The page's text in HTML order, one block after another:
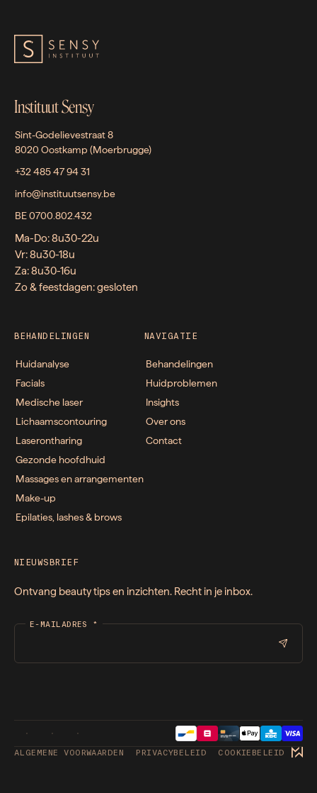
Instituut Sensy
Sint-Godelievestraat 8
8020 Oostkamp (Moerbrugge)
+32 485 47 94 31
info@instituutsensy.be
BE 0700.802.432
Ma-Do: 8u30-22u
Vr: 8u30-18u
Za: 8u30-16u
Zo & feestdagen: gesloten
BEHANDELINGEN
Huidanalyse
Facials
Medische laser
Lichaamscontouring
Laserontharing
Gezonde hoofdhuid
Massages en arrangementen
Make-up
Epilaties, lashes & brows
NAVIGATIE
Behandelingen
Huidproblemen
Insights
Over ons
Contact
NIEUWSBRIEF
Ontvang beauty tips en inzichten. Recht in je inbox.
E-MAILADRES *
ALGEMENE VOORWAARDEN PRIVACYBELEID COOKIEBELEID